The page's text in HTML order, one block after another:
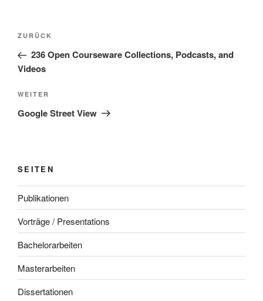
Beitragsnavigation
Vorheriger
Beitrag
ZURÜCK
236 Open Courseware Collections, Podcasts, and
Videos
Nächster
Beitrag
WEITER
Google Street View
SEITEN
Publikationen
Vorträge / Presentations
Bachelorarbeiten
Masterarbeiten
Dissertationen